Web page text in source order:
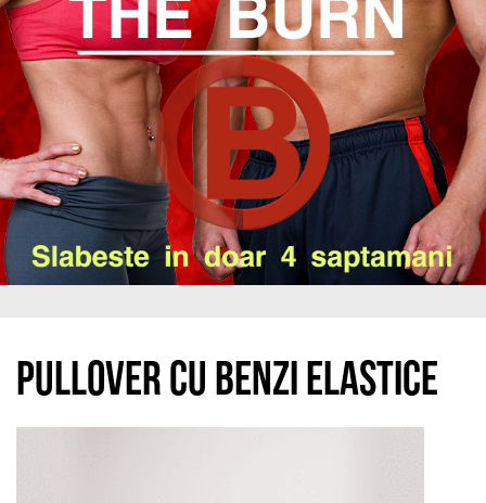
Pullover cu benzi elastice